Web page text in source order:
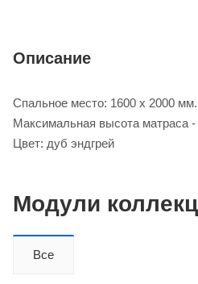
Описание
Спальное место: 1600 х 2000 мм.
Максимальная высота матраса
Цвет: дуб эндгрей
Модули
Все